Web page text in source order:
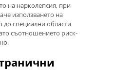
на нарколепсия, при
използването на
специални области
съотношението риск-